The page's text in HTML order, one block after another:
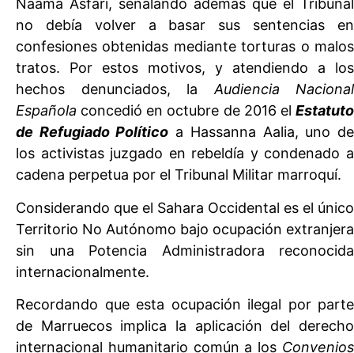
Naâma Asfari, señalando además que el Tribunal
no debía volver a basar sus sentencias en
confesiones obtenidas mediante torturas o malos
tratos. Por estos motivos, y atendiendo a los
hechos denunciados, laAudiencia Nacional
Española concedió en octubre de 2016 el Estatuto
de Refugiado Político a Hassanna Aalia, uno de
los activistas juzgado en rebeldía y condenado a
cadena perpetua por el Tribunal Militar marroquí.
Considerando que el Sahara Occidental es el único
Territorio No Autónomo bajo ocupación extranjera
sin una Potencia Administradora reconocida
internacionalmente.
Recordando que esta ocupación ilegal por parte
de Marruecos implica la aplicación del derecho
internacional humanitario común a los Convenios